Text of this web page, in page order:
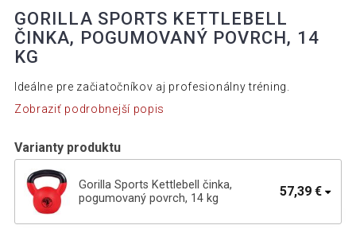
GORILLA SPORTS KETTLEBELL
ČINKA, POGUMOVANÝ POVRCH, 14
KG
Ideálne pre začiatočníkov aj profesionálny tréning.
Zobraziť podrobnejší popis
Varianty produktu
Gorilla Sports Kettlebell činka,
pogumovaný povrch, 14 kg
57,39 €